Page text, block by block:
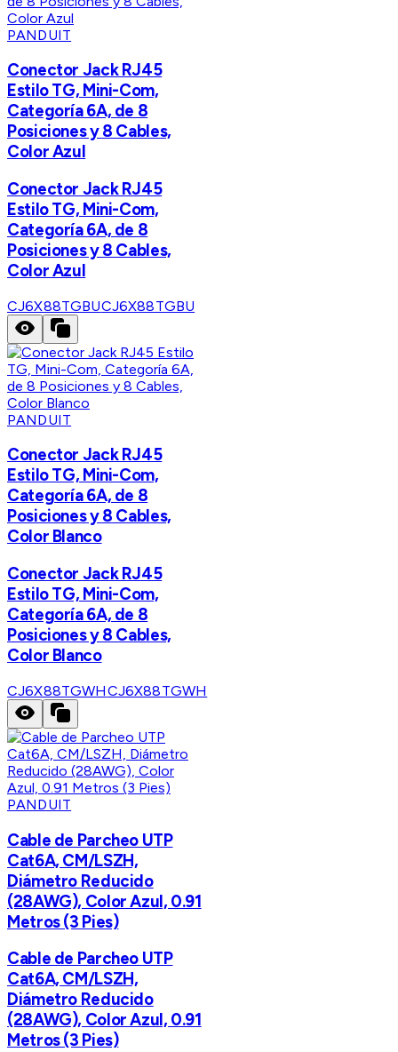
PANDUIT
Conector Jack RJ45
Estilo TG, Mini-Com,
Categoría 6A, de 8
Posiciones y 8 Cables,
Color Azul
Conector Jack RJ45
Estilo TG, Mini-Com,
Categoría 6A, de 8
Posiciones y 8 Cables,
Color Azul
CJ6X88TGBUCJ6X88TGBU
PANDUIT
Conector Jack RJ45
Estilo TG, Mini-Com,
Categoría 6A, de 8
Posiciones y 8 Cables,
Color Blanco
Conector Jack RJ45
Estilo TG, Mini-Com,
Categoría 6A, de 8
Posiciones y 8 Cables,
Color Blanco
CJ6X88TGWHCJ6X88TGWH
PANDUIT
Cable de Parcheo UTP
Cat6A, CM/LSZH,
Diámetro Reducido
(28AWG), Color Azul, 0.91
Metros (3 Pies)
Cable de Parcheo UTP
Cat6A, CM/LSZH,
Diámetro Reducido
(28AWG), Color Azul, 0.91
Metros (3 Pies)